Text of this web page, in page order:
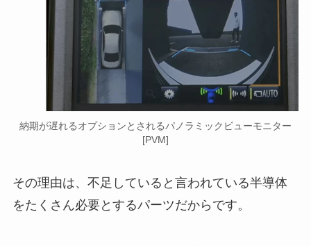
納期が遅れるオプションとされるパノラミックビューモニター
[PVM]
その理由は、不足していると言われている半導体
をたくさん必要とするパーツだからです。